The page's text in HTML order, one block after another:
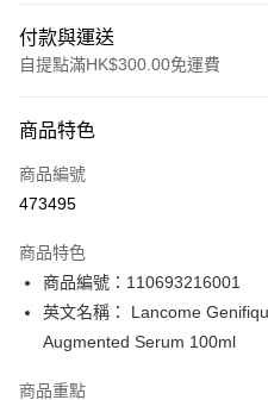
付款與運送
自提點滿HK$300.00免運費
信用卡
Apple Pay
PayMe
WeChat Pay
商品特色
商品編號
473495
商品特色
商品編號：110693216001
英文名稱： Lancome
Augmented Serum 100ml
商品重點